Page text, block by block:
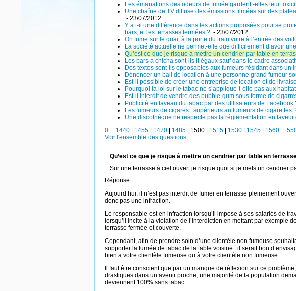
Les émanations des odeurs de fumée gardent -elles leur
Une chaîne de TV diffuse des émissions filmées sur des
- 23/07/2012
Y a t-il une différence dans les actions proposées pour se
bars, et les terrasses fermées ? - 23/07/2012
On fume sur le quai, à la porte du train voire à l’entrée des
La société actuelle ne permet-elle que difficilement d’avoir
Qu’est ce que je risque à mettre un cendrier par table en
Les bars à chicha sont-ils illégaux sauf dans le cadre
Des textes sont-ils opposables aux fumeurs résidant dans un
Dénoncer un bail de location à une personne grand fumeur
Est-il possible de créer une entreprise de location et de
Pourquoi la loi sur le tabac ne s’applique-t-elle pas aux
Est-il interdit de vendre des bubble-gum sous forme de
Publicité en faveau du tabac par des utilisateurs de Facebook
Les fumeurs de cigares : supérieurs au fumeurs de cigarettes
Une discothèque ne respecte pas la réglementation en faveur
0 ... 1440 1455 1470 1485 1500 1515 1530 1545 1560 ...
Voir l'ensemble des questions
Qu’est ce que je risque à mettre un cendrier par table en
Sur une terrasse à ciel ouvert je risque quoi si je mets un cendrier
Réponse :
Aujourd’hui, il n’est pas interdit de fumer en terrasse pleinement
donc pas une infraction.
Le responsable est en infraction lorsqu’il impose à ses salariés de
lorsqu’il incite à la violation de l’interdiction en mettant par exemple
terrasse fermée et couverte.
Cependant, afin de prendre soin d’une clientèle non fumeuse
supporter la fumée de tabac de la table voisine : il serait bon
bien a votre clientèle fumeuse qu’à votre clientèle non fumeuse.
Il faut être conscient que par un manque de réflexion sur ce
drastiques dans un avenir proche, une majorité de la population
deviennent 100% sans tabac.